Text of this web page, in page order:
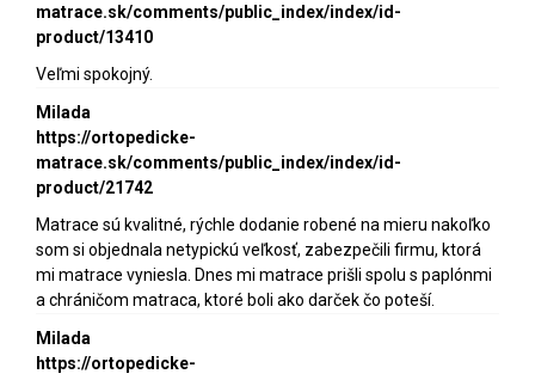
matrace.sk/comments/public_index/index/id-
product/13410
Veľmi spokojný.
Milada
https://ortopedicke-
matrace.sk/comments/public_index/index/id-
product/21742
Matrace sú kvalitné, rýchle dodanie robené na mieru nakoľko
som si objednala netypickú veľkosť, zabezpečili firmu, ktorá
mi matrace vyniesla. Dnes mi matrace prišli spolu s paplónmi
a chráničom matraca, ktoré boli ako darček čo poteší.
Milada
https://ortopedicke-